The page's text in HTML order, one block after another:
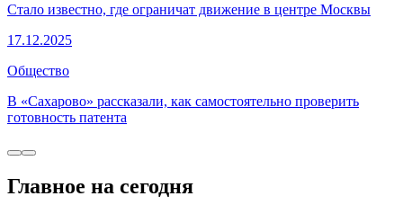
Стало известно, где ограничат движение в центре Москвы
17.12.2025
Общество
В «Сахарово» рассказали, как самостоятельно проверить
готовность патента
Главное на сегодня